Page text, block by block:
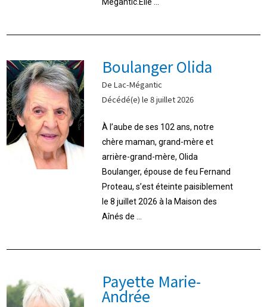
Boulanger Olida
De Lac-Mégantic
Décédé(e) le 8 juillet 2026
À l’aube de ses 102 ans, notre
chère maman, grand-mère et
arrière-grand-mère, Olida
Boulanger, épouse de feu Fernand
Proteau, s’est éteinte paisiblement
le 8 juillet 2026 à la Maison des
Aînés de ...
Payette Marie-
Andrée